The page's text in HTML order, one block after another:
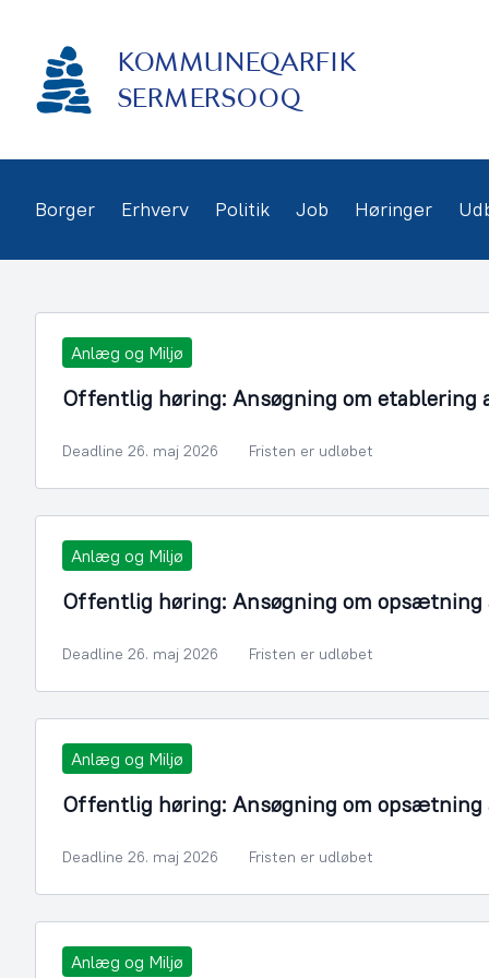
indhold
KOMMUNEQARFIK
SERMERSOOQ
Borger Erhverv Politik Job Høringer
Anlæg og Miljø
Offentlig høring: Ansøgning om etablering
Deadline 26. maj 2026 Fristen er udløbet
Anlæg og Miljø
Offentlig høring: Ansøgning om
Deadline 26. maj 2026 Fristen er udløbet
Anlæg og Miljø
Offentlig høring: Ansøgning om
Deadline 26. maj 2026 Fristen er udløbet
Anlæg og Miljø